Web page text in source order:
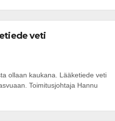
veti
ollaan kaukana. Lääketiede veti
Toimitusjohtaja Hannu